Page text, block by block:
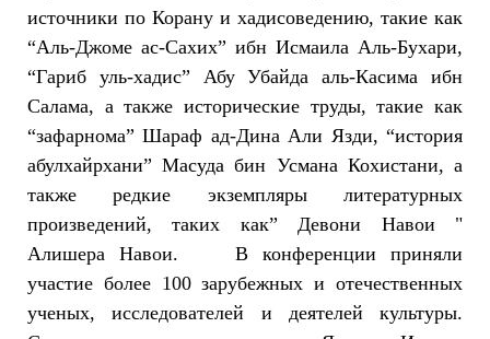
источники по Корану и хадисоведению, такие как
“Аль-Джоме ас-Сахих” ибн Исмаила Аль-Бухари,
“Гариб уль-хадис” Абу Убайда аль-Касима ибн
Салама, а также исторические труды, такие как
“зафарнома” Шараф ад-Дина Али Язди, “история
абулхайрхани” Масуда бин Усмана Кохистани, а
также редкие экземпляры литературных
произведений, таких как” Девони Навои "
Алишера Навои. В конференции приняли
участие более 100 зарубежных и отечественных
ученых, исследователей и деятелей культуры.